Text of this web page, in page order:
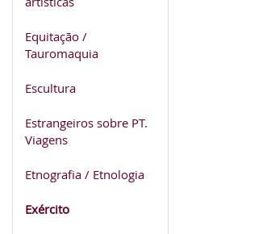
Equitação /
Tauromaquia
Escultura
Estrangeiros sobre PT.
Viagens
Etnografia / Etnologia
Exército